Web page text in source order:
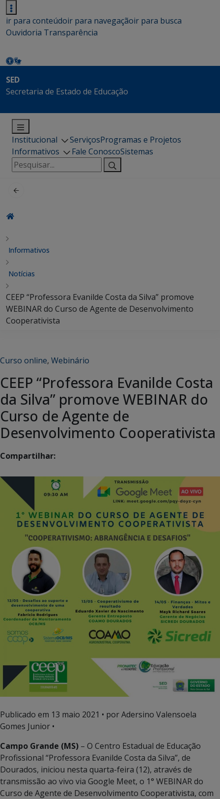
ir para conteúdoir para navegaçãoir para busca
Ouvidoria Transparência
SED
Secretaria de Estado de Educação
Institucional ServiçosProgramas e Projetos
Informativos
Fale ConoscoSistemas
Pesquisar
por:
Informativos
Notícias
CEEP “Professora Evanilde Costa da Silva” promove
WEBINAR do Curso de Agente de Desenvolvimento
Cooperativista
Curso online, Webinário
CEEP “Professora Evanilde Costa
da Silva” promove WEBINAR do
Curso de Agente de
Desenvolvimento Cooperativista
Compartilhar:
Publicado em 13 maio 2021 • por Adersino Valensoela
Gomes Junior •
Campo Grande (MS) – O Centro Estadual de Educação
Profissional “Professora Evanilde Costa da Silva”, de
Dourados, iniciou nesta quarta-feira (12), através de
transmissão ao vivo via Google Meet, o 1° WEBINAR do
Curso de Agente de Desenvolvimento Cooperativista, com